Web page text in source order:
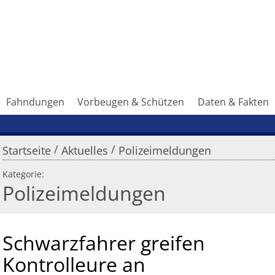
Fahndungen Vorbeugen & Schützen Daten & Fakten
Startseite / Aktuelles / Polizeimeldungen
Kategorie:
Polizeimeldungen
Schwarzfahrer greifen
Kontrolleure an